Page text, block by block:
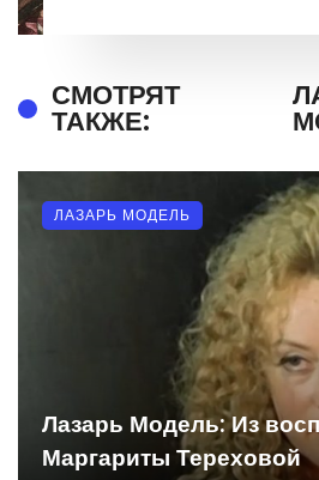
СМОТРЯТ
ТАКЖЕ:
Лазарь Модель: Из
Маргариты Тереховой
ЛАЗАРЬ МОДЕЛЬ